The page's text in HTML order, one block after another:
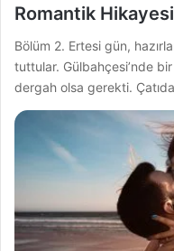
Romantik
Bölüm 2. Ertesi gün,
tuttular. Gülbahçesi’nde
dergah olsa gerekti.